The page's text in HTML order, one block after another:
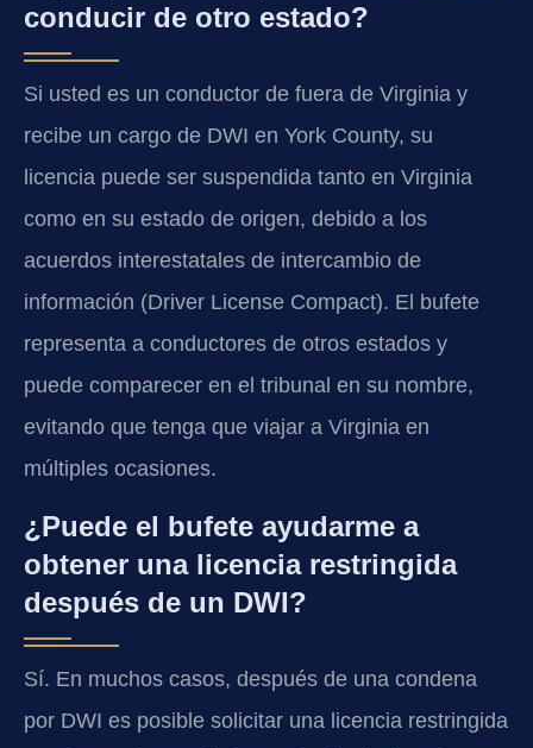
conducir de otro estado?
Si usted es un conductor de fuera de Virginia y
recibe un cargo de DWI en York County, su
licencia puede ser suspendida tanto en Virginia
como en su estado de origen, debido a los
acuerdos interestatales de intercambio de
información (Driver License Compact). El bufete
representa a conductores de otros estados y
puede comparecer en el tribunal en su nombre,
evitando que tenga que viajar a Virginia en
múltiples ocasiones.
¿Puede el bufete ayudarme a
obtener una licencia restringida
después de un DWI?
Sí. En muchos casos, después de una condena
por DWI es posible solicitar una licencia restringida